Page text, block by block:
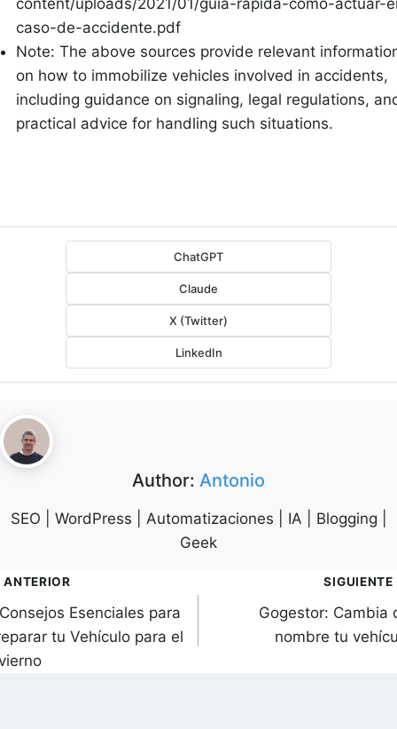
content/uploads/2021/01/guia-rapida-como-actuar-
caso-de-accidente.pdf
Note: The above sources provide relevant
on how to immobilize vehicles involved in accidents,
including guidance on signaling, legal regulations,
practical advice for handling such situations.
ChatGPT
Claude
X (Twitter)
LinkedIn
Author: Antonio
SEO | WordPress | Automatizaciones | IA | Blogging |
Geek
ANTERIOR
Esenciales para
tu Vehículo para el
SIGUIENTE
Gogestor: Cambia
nombre tu